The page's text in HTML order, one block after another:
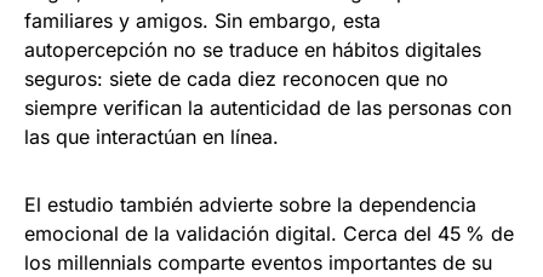
familiares y amigos. Sin embargo, esta
autopercepción no se traduce en hábitos digitales
seguros: siete de cada diez reconocen que no
siempre verifican la autenticidad de las personas con
las que interactúan en línea.
El estudio también advierte sobre la dependencia
emocional de la validación digital. Cerca del 45 % de
los millennials comparte eventos importantes de su